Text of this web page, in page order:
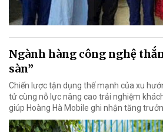
Ngành hàng công nghệ
sàn”
Chiến lược tận dụng thế mạnh của xu
tử cùng nỗ lực nâng cao trải nghiệm
giúp Hoàng Hà Mobile ghi nhận tăng